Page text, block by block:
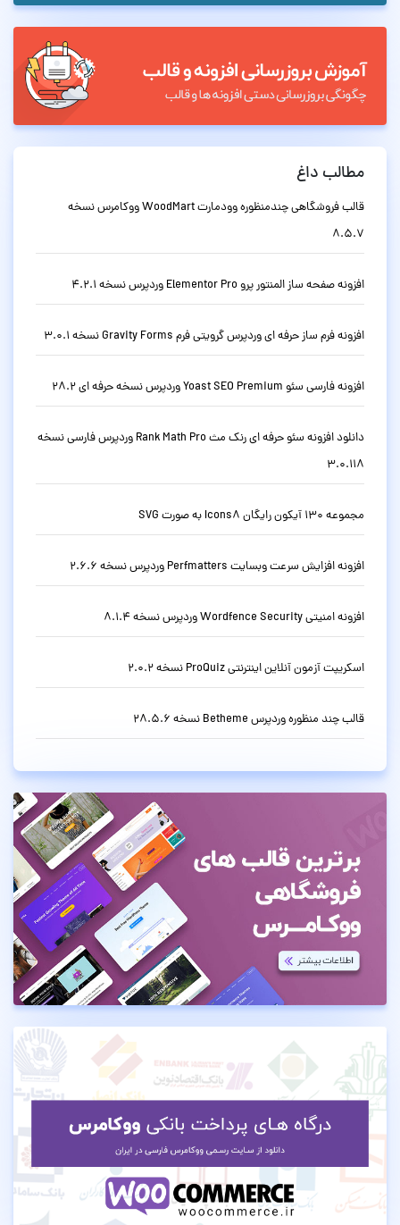
مطالب داغ
قالب فروشگاهی چندمنظوره وودمارت WoodMart ووکامرس نسخه
8.5.7
افزونه صفحه ساز المنتور پرو Elementor Pro وردپرس نسخه 4.2.1
افزونه فرم ساز حرفه ای وردپرس گرویتی فرم Gravity Forms نسخه 3.0.1
افزونه فارسی سئو Yoast SEO Premium وردپرس نسخه حرفه ای 28.2
دانلود افزونه سئو حرفه ای رنک مث Rank Math Pro وردپرس فارسی نسخه
3.0.118
مجموعه 130 آیکون رایگان Icons8 به صورت SVG
افزونه افزایش سرعت وبسایت Perfmatters وردپرس نسخه 2.6.6
افزونه امنیتی Wordfence Security وردپرس نسخه 8.1.4
اسکریپت آزمون آنلاین اینترنتی ProQuiz نسخه 2.0.2
قالب چند منظوره وردپرس Betheme نسخه 28.5.6